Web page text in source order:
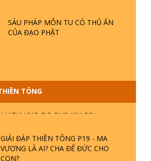
SÁU PHÁP MÔN TU CÓ THỦ ẤN
CỦA ĐẠO PHẬT
TÔNG
GIẢI ĐÁP THIỀN TÔNG ĐẶC BIỆT
GIẢI ĐÁP THIỀN TÔNG P19 - MA
VƯƠNG LÀ AI? CHA ĐỂ ĐỨC CHO
CON?